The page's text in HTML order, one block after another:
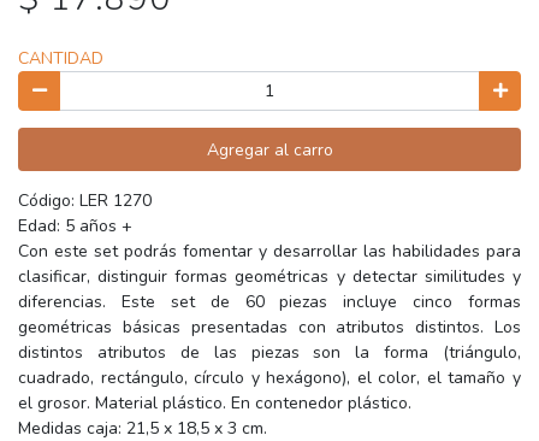
CANTIDAD
Agregar al carro
Código: LER 1270
Edad: 5 años +
Con este set podrás fomentar y desarrollar las habilidades para
clasificar, distinguir formas geométricas y detectar similitudes y
diferencias. Este set de 60 piezas incluye cinco formas
geométricas básicas presentadas con atributos distintos. Los
distintos atributos de las piezas son la forma (triángulo,
cuadrado, rectángulo, círculo y hexágono), el color, el tamaño y
el grosor. Material plástico. En contenedor plástico.
Medidas caja: 21,5 x 18,5 x 3 cm.